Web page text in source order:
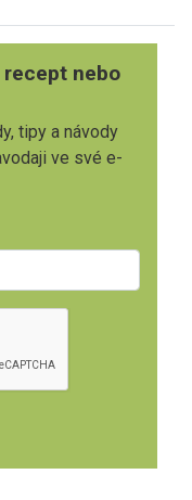
nebo
tipy a návody
ve své e-